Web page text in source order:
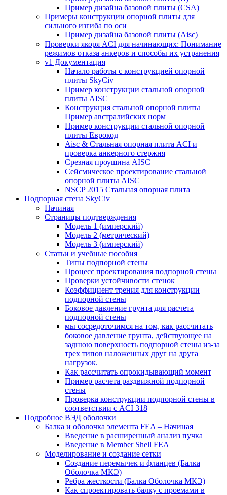
Пример дизайна базовой плиты (CSA)
Примеры конструкции опорной плиты для
сильного изгиба по оси
Пример дизайна базовой плиты (Aisc)
Проверки якоря ACI для начинающих: Понимание
режимов отказа анкеров и способы их устранения
v1 Документация
Начало работы с конструкцией опорной
плиты SkyCiv
Пример конструкции стальной опорной
плиты AISC
Конструкция стальной опорной плиты
Пример австралийских норм
Пример конструкции стальной опорной
плиты Еврокод
Aisc & Стальная опорная плита ACI и
проверка анкерного стержня
Срезная проушина AISC
Сейсмическое проектирование стальной
опорной плиты AISC
NSCP 2015 Стальная опорная плита
Подпорная стена SkyCiv
Начиная
Страницы подтверждения
Модель 1 (имперский)
Модель 2 (метрический)
Модель 3 (имперский)
Статьи и учебные пособия
Типы подпорной стены
Процесс проектирования подпорной стены
Проверки устойчивости стенок
Коэффициент трения для конструкции
подпорной стены
Боковое давление грунта для расчета
подпорной стены
мы сосредоточимся на том, как рассчитать
боковое давление грунта, действующее на
заднюю поверхность подпорной стены из-за
трех типов наложенных друг на друга
нагрузок.
Как рассчитать опрокидывающий момент
Пример расчета раздвижной подпорной
стены
Проверка конструкции подпорной стены в
соответствии с ACI 318
Подробное ВЭД оболочки
Балка и оболочка элемента FEA – Начиная
Введение в расширенный анализ пучка
Введение в Member Shell FEA
Моделирование и создание сетки
Создание перемычек и фланцев (Балка
Оболочка МКЭ)
Ребра жесткости (Балка Оболочка МКЭ)
Как спроектировать балку с проемами в